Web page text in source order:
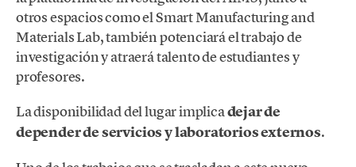
otros espacios como el Smart Manufacturing and
Materials Lab, también potenciará el trabajo de
investigación y atraerá talento de estudiantes y
profesores.
La disponibilidad del lugar implicadejar de
depender de servicios y laboratorios externos.